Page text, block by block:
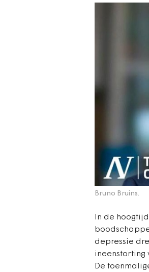
Bruno Bruins.
In de
depressie
ineenstorting
De